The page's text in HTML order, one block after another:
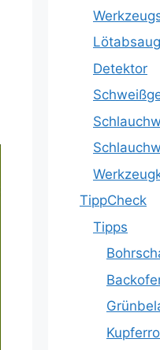
Detektor
TippCheck
Tipps